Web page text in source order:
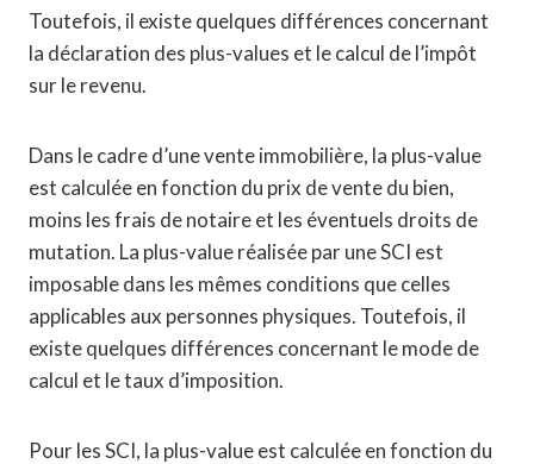
Toutefois, il existe quelques différences concernant
la déclaration des plus-values et le calcul de l’impôt
sur le revenu.
Dans le cadre d’une vente immobilière, la plus-value
est calculée en fonction du prix de vente du bien,
moins les frais de notaire et les éventuels droits de
mutation. La plus-value réalisée par une SCI est
imposable dans les mêmes conditions que celles
applicables aux personnes physiques. Toutefois, il
existe quelques différences concernant le mode de
calcul et le taux d’imposition.
Pour les SCI, la plus-value est calculée en fonction du